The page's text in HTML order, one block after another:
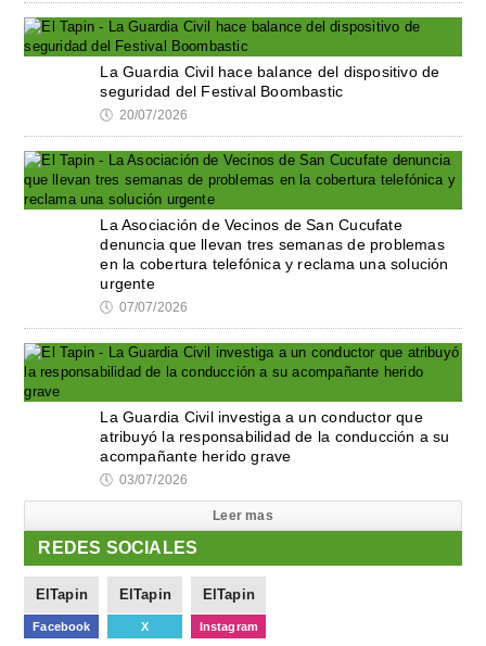
La Guardia Civil hace balance del dispositivo de
seguridad del Festival Boombastic
🕔 20/07/2026
La Asociación de Vecinos de San Cucufate
denuncia que llevan tres semanas de problemas
en la cobertura telefónica y reclama una solución
urgente
🕔 07/07/2026
La Guardia Civil investiga a un conductor que
atribuyó la responsabilidad de la conducción a su
acompañante herido grave
🕔 03/07/2026
Leer mas
REDES SOCIALES
ElTapin
Facebook
ElTapin
X
ElTapin
Instagram